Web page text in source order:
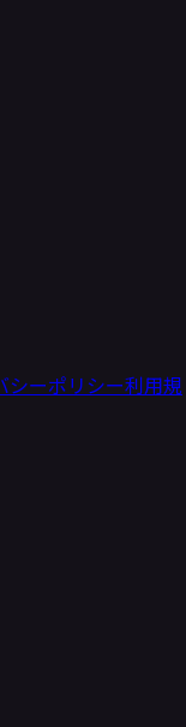
シーポリシー利用規